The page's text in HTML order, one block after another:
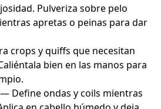
Pulveriza sobre pelo
apretas o peinas para dar
crops y quiffs que necesitan
bien en las manos para
Define ondas y coils mientras